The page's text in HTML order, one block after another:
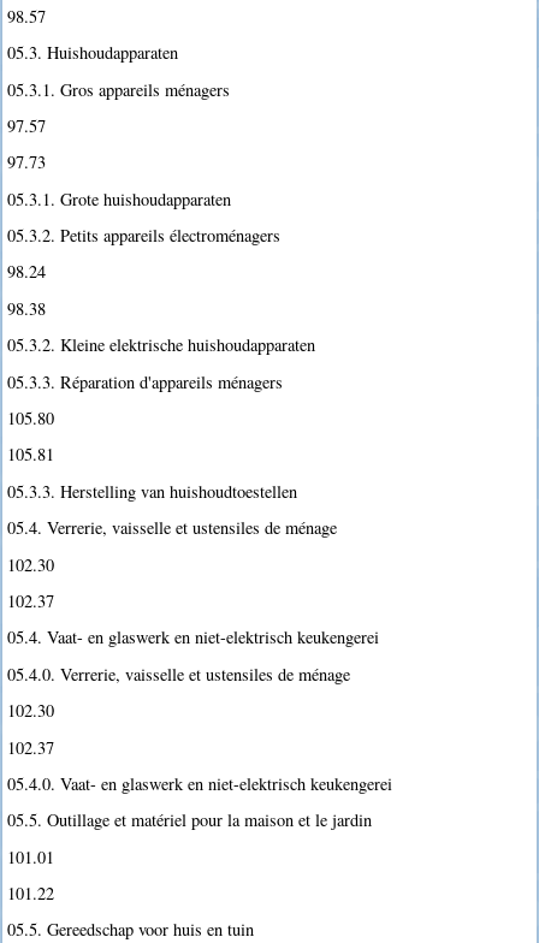
98.57
05.3. Huishoudapparaten
05.3.1. Gros appareils ménagers
97.57
97.73
05.3.1. Grote huishoudapparaten
05.3.2. Petits appareils électroménagers
98.24
98.38
05.3.2. Kleine elektrische huishoudapparaten
05.3.3. Réparation d'appareils ménagers
105.80
105.81
05.3.3. Herstelling van huishoudtoestellen
05.4. Verrerie, vaisselle et ustensiles de ménage
102.30
102.37
05.4. Vaat- en glaswerk en niet-elektrisch keukengerei
05.4.0. Verrerie, vaisselle et ustensiles de ménage
102.30
102.37
05.4.0. Vaat- en glaswerk en niet-elektrisch keukengerei
05.5. Outillage et matériel pour la maison et le jardin
101.01
101.22
05.5. Gereedschap voor huis en tuin